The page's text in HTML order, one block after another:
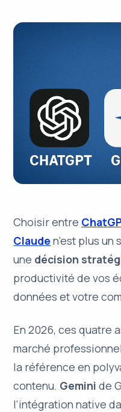
Choisir entre
Claude n’est plus un
une décision
productivité de vos
données et votre
En 2026, ces quatre
marché
la référence en
contenu. Gemini de
l’intégration native